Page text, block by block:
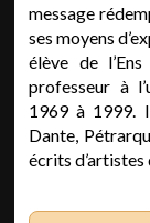
message
ses moyens
élève de
professeur à
1969 à 1999.
Dante,
écrits